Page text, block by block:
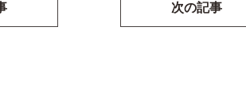
次の記事